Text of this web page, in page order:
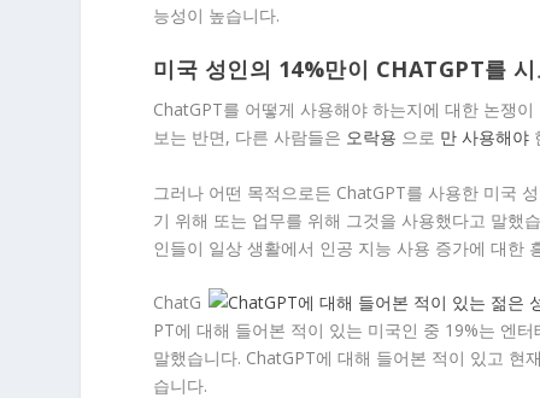
능성이 높습니다.
미국 성인의 14%만이 CHATGPT를
ChatGPT를 어떻게 사용해야 하는지에 대한 논쟁
보는 반면, 다른 사람들은 오락용 으로 만 사용해야
그러나 어떤 목적으로든 ChatGPT를 사용한 미국
기 위해 또는 업무를 위해 그것을 사용했다고 말했
인들이 일상 생활에서 인공 지능 사용 증가에 대한
ChatG
PT에 대해 들어본 적이 있는 미국인 중 19%는 엔
말했습니다. ChatGPT에 대해 들어본 적이 있고
습니다.